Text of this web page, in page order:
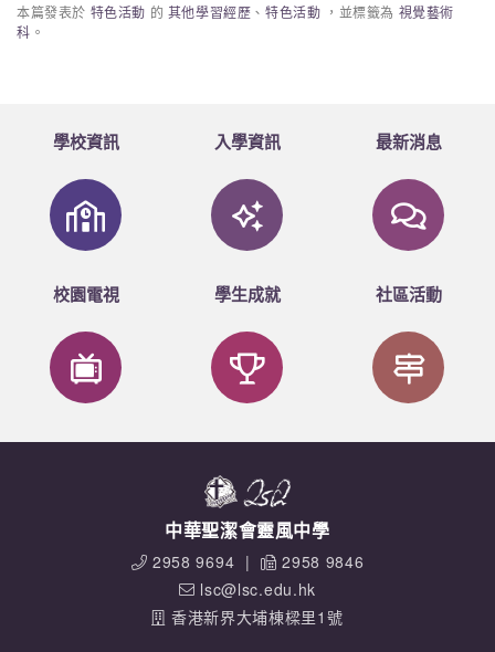
本篇發表於 特色活動 的 其他學習經歷 、特色活動 ，並標籤為 視覺藝術
科 。
學校資訊 入學資訊 最新消息
校園電視 學生成就 社區活動
中華聖潔會靈風中學
2958 9694 |
2958 9846
lsc@lsc.edu.hk
香港新界大埔棟樑里1號